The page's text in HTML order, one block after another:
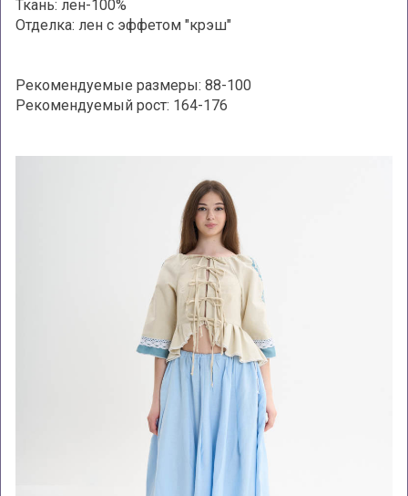
Ткань: лен-100%
Отделка: лен с эффетом "крэш"
Рекомендуемые размеры: 88-100
Рекомендуемый рост: 164-176